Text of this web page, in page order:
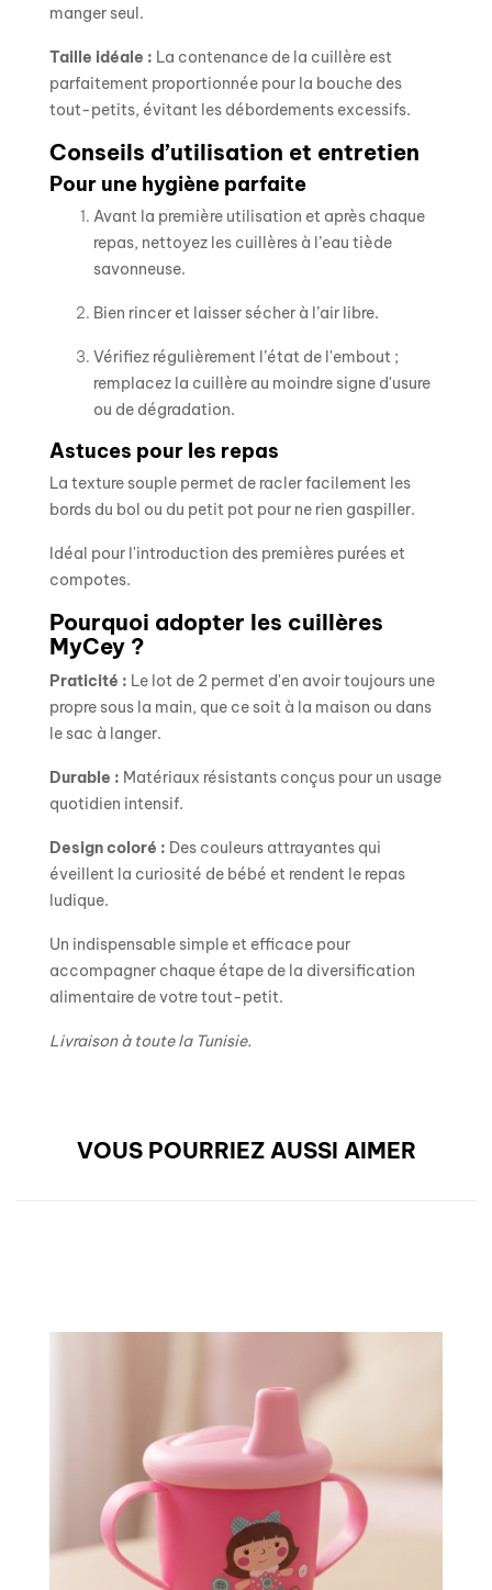
manger seul.
Taille idéale : La contenance de la cuillère est
parfaitement proportionnée pour la bouche des
tout-petits, évitant les débordements excessifs.
Conseils d’utilisation et entretien
Pour une hygiène parfaite
Avant la première utilisation et après chaque
repas, nettoyez les cuillères à l’eau tiède
savonneuse.
Bien rincer et laisser sécher à l’air libre.
Vérifiez régulièrement l’état de l'embout ;
remplacez la cuillère au moindre signe d'usure
ou de dégradation.
Astuces pour les repas
La texture souple permet de racler facilement les
bords du bol ou du petit pot pour ne rien gaspiller.
Idéal pour l'introduction des premières purées et
compotes.
Pourquoi adopter les cuillères
MyCey ?
Praticité : Le lot de 2 permet d'en avoir toujours une
propre sous la main, que ce soit à la maison ou dans
le sac à langer.
Durable : Matériaux résistants conçus pour un usage
quotidien intensif.
Design coloré : Des couleurs attrayantes qui
éveillent la curiosité de bébé et rendent le repas
ludique.
Un indispensable simple et efficace pour
accompagner chaque étape de la diversification
alimentaire de votre tout-petit.
Livraison à toute la Tunisie.
VOUS POURRIEZ AUSSI AIMER